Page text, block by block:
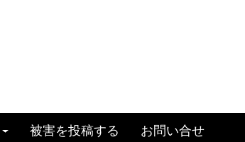
被害を投稿する お問い合せ